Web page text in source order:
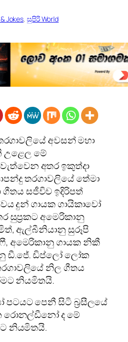
Jokes, සුපිරි World
අවසන් මහා
උළෙල මේ
අතර ඉකුත්දා
තරගාවලියේ තේමා
ගීතය සජීවිව ඉදිරිපත්
දුන් ගායක ගායිකාවෝ
සුප්‍රකට අමෙරිකානු
ඇල්බීනියානු සුරූපි
අමෙරිකානු ගායක නිකී
ඩී.ජේ. ඩිප්ලෝ ලෝක
නිල ගීතය
නියමිතයි.
පෙනී සිටි බ්‍රසීලයේ
රොනල්ඩීනෝ ද මේ
නියමිතයි.